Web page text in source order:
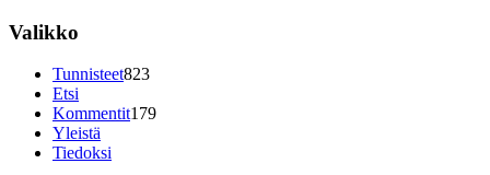
Valikko
Tunnisteet823
Etsi
Kommentit179
Yleistä
Tiedoksi